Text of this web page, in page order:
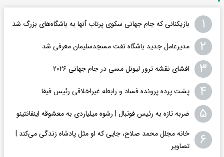
۱ بازیکنانی که جام جهانی سکوی پرتاب آنها به باشگاه‌های بزرگ شد
۲ مدیرعامل جدید باشگاه نفت مسجدسلیمان معرفی شد
۳ افشای نقشه ترور لیونل مسی در جام جهانی ۲۰۲۶
۴ پشت پرده پرونده فساد و رابطه غیراخلاقی‌ رئیس فیفا
۵ ضربه تازه به رئیس فوتبال | رشوه میلیاردی به معشوقه اینفانتینو
۶
خانه مجلل محمد صلاح، جایی که او مثل پادشاه زندگی می‌کند |
تصاویر